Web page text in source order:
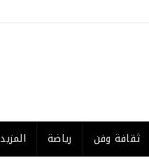
ثقافة وفن رياضة المزيد